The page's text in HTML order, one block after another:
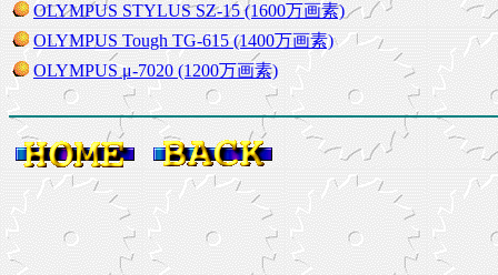
OLYMPUS STYLUS SZ-15 (1600万画素)
OLYMPUS Tough TG-615 (1400万画素)
OLYMPUS μ-7020 (1200万画素)